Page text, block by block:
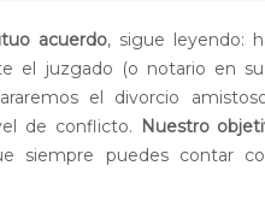
acuerdo, sigue leyendo:
el juzgado (o notario en
el divorcio
de conflicto. Nuestro
siempre puedes contar